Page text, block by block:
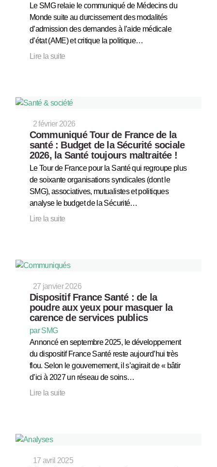
Le SMG relaie le communiqué de Médecins du
Monde suite au durcissement des modalités
d’admission des demandes à l’aide médicale
d’état (AME) et critique la politique…
Lire la suite
2 février 2026
Communiqué Tour de France de la
santé : Budget de la Sécurité sociale
2026, la Santé toujours maltraitée !
Le Tour de France pour la Santé qui regroupe plus
de soixante organisations syndicales (dont le
SMG), associatives, mutualistes et politiques
analyse le budget de la Sécurité…
Lire la suite
27 janvier 2026
Dispositif France Santé : de la
poudre aux yeux pour masquer la
carence de services publics
par SMG
Annoncé en septembre 2025, le développement
du dispositif France Santé reste aujourd’hui très
flou. Selon le gouvernement, il s’agirait de « bâtir
d’ici à 2027 un réseau de soins…
Lire la suite
17 avril 2025